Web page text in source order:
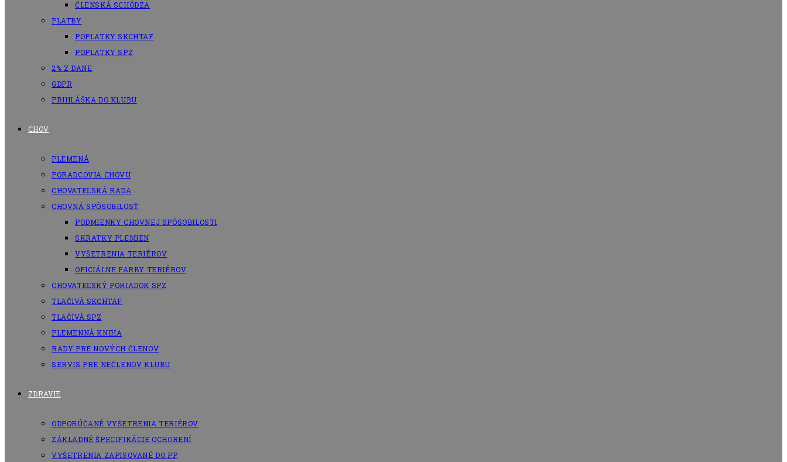
ČLENSKÁ SCHÔDZA
PLATBY
POPLATKY SKCHTAF
POPLATKY SPZ
2% Z DANE
GDPR
PRIHLÁŠKA DO KLUBU
CHOV
PLEMENÁ
PORADCOVIA CHOVU
CHOVATEĽSKÁ RADA
CHOVNÁ SPÔSOBILOSŤ
PODMIENKY CHOVNEJ SPÔSOBILOSTI
SKRATKY PLEMIEN
VYŠETRENIA TERIÉROV
OFICIÁLNE FARBY TERIÉROV
CHOVATEĽSKÝ PORIADOK SPZ
TLAČIVÁ SKCHTAF
TLAČIVÁ SPZ
PLEMENNÁ KNIHA
RADY PRE NOVÝCH ČLENOV
SERVIS PRE NEČLENOV KLUBU
ZDRAVIE
ODPORÚČANÉ VYŠETRENIA TERIÉROV
ZÁKLADNÉ ŠPECIFIKÁCIE OCHORENÍ
VYŠETRENIA ZAPISOVANÉ DO PP